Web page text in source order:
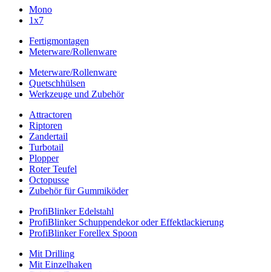
Mono
1x7
Fertigmontagen
Meterware/Rollenware
Meterware/Rollenware
Quetschhülsen
Werkzeuge und Zubehör
Attractoren
Riptoren
Zandertail
Turbotail
Plopper
Roter Teufel
Octopusse
Zubehör für Gummiköder
ProfiBlinker Edelstahl
ProfiBlinker Schuppendekor oder Effektlackierung
ProfiBlinker Forellex Spoon
Mit Drilling
Mit Einzelhaken